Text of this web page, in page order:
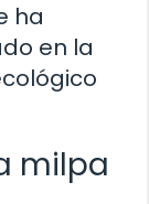
ha
en la
milpa